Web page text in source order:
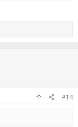
#14